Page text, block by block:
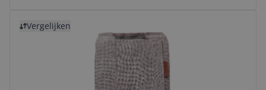
Vergelijken